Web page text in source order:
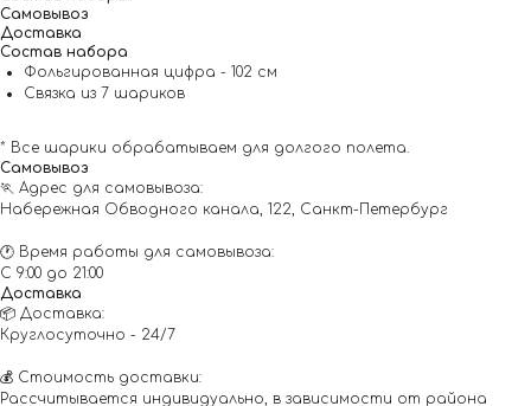
Самовывоз
Доставка
Состав набора
Фольгированная цифра - 102 см
Связка из 7 шариков
* Все шарики обрабатываем для долгого полета.
Самовывоз
🏃 Адрес для самовывоза:
Набережная Обводного канала, 122, Санкт-Петербург
🕐 Время работы для самовывоза:
С 9:00 до 21:00
Доставка
📦 Доставка:
Круглосуточно - 24/7
💰 Стоимость доставки:
Рассчитывается индивидуально, в зависимости от района